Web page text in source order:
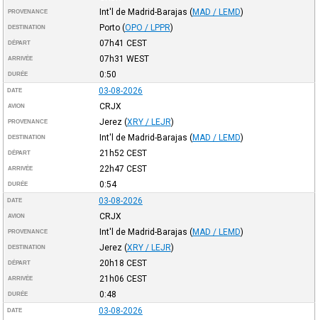
PROVENANCE Int'l de Madrid-Barajas (MAD / LEMD)
DESTINATION Porto (OPO / LPPR)
DÉPART 07h41 CEST
ARRIVÉE 07h31 WEST
DURÉE 0:50
DATE 03-08-2026
AVION CRJX
PROVENANCE Jerez (XRY / LEJR)
DESTINATION Int'l de Madrid-Barajas (MAD / LEMD)
DÉPART 21h52 CEST
ARRIVÉE 22h47 CEST
DURÉE 0:54
DATE 03-08-2026
AVION CRJX
PROVENANCE Int'l de Madrid-Barajas (MAD / LEMD)
DESTINATION Jerez (XRY / LEJR)
DÉPART 20h18 CEST
ARRIVÉE 21h06 CEST
DURÉE 0:48
DATE 03-08-2026